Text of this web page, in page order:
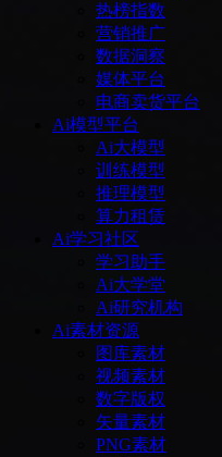
热榜指数
营销推广
数据洞察
媒体平台
电商卖货平台
Ai模型平台
Ai大模型
训练模型
推理模型
算力租赁
Ai学习社区
学习助手
Ai大学堂
Ai研究机构
Ai素材资源
图库素材
视频素材
数字版权
矢量素材
PNG素材